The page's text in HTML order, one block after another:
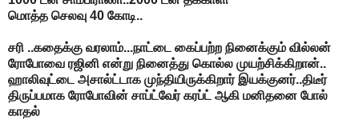
மொத்த செலவு 40 கோடி..
சரி ..கதைக்கு வரலாம்...நாட்டை கைப்பற்ற நினைக்கும் வில்லன்
ரோபோவை ரஜினி என்று நினைத்து கொல்ல முயற்சிக்கிறான்..
ஹாலிவுட்டை அசால்ட்டாக முந்தியிருக்கிறார் இயக்குனர்..திடீர்
திருப்பமாக ரோபோவின் சாப்ட்வேர் கரப்ட் ஆகி மனிதனை போல்
காதல்